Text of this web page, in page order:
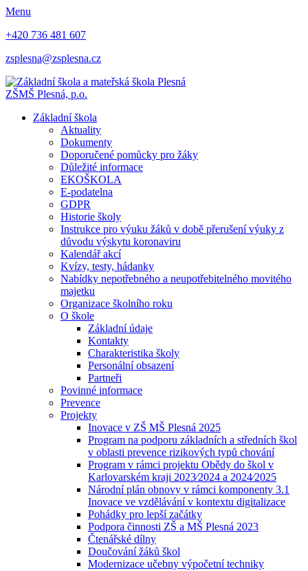
Menu
+420 736 481 607
zsplesna@zsplesna.cz
ZŠMŠ Plesná, p.o.
Základní škola
Aktuality
Dokumenty
Doporučené pomůcky pro žáky
Důležité informace
EKOŠKOLA
E-podatelna
GDPR
Historie školy
Instrukce pro výuku žáků v době přerušení výuky z
důvodu výskytu koronaviru
Kalendář akcí
Kvízy, testy, hádanky
Nabídky nepotřebného a neupotřebitelného movitého
majetku
Organizace školního roku
O škole
Základní údaje
Kontakty
Charakteristika školy
Personální obsazení
Partneři
Povinné informace
Prevence
Projekty
Inovace v ZŠ MŠ Plesná 2025
Program na podporu základních a středních škol
v oblasti prevence rizikových typů chování
Program v rámci projektu Obědy do škol v
Karlovarském kraji 2023⁄2024 a 2024⁄2025
Národní plán obnovy v rámci komponenty 3.1
Inovace ve vzdělávání v kontextu digitalizace
Pohádky pro lepší začátky
Podpora činnosti ZŠ a MŠ Plesná 2023
Čtenářské dílny
Doučování žáků škol
Modernizace učebny výpočetní techniky